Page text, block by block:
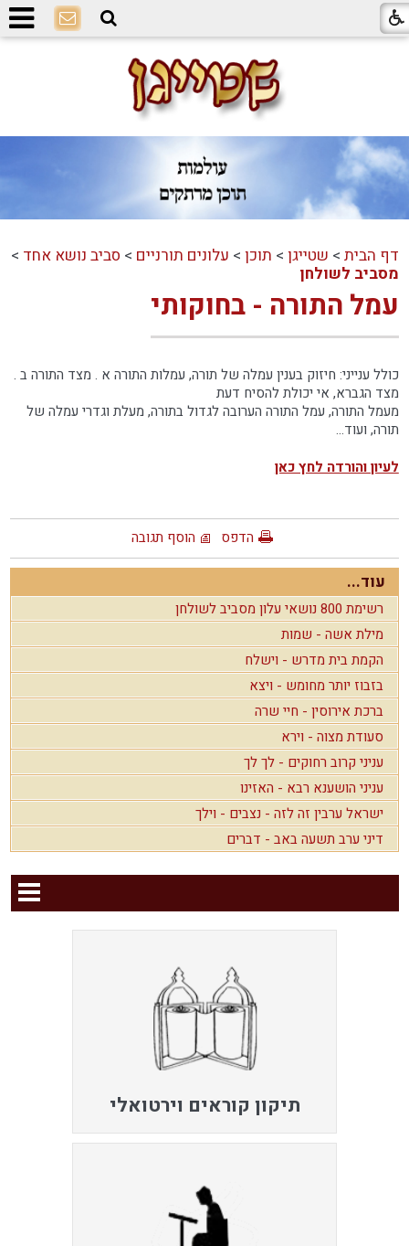
דף הבית > שטייגן > תוכן > עלונים תורניים > סביב נושא אחד >
מסביב לשולחן
עמל התורה - בחוקותי
כולל ענייני: חיזוק בענין עמלה של תורה, עמלות התורה א . מצד התורה ב .
מצד הגברא, אי יכולת להסיח דעת
מעמל התורה, עמל התורה הערובה לגדול בתורה, מעלת וגדרי עמלה של
תורה, ועוד...
לעיון והורדה לחץ כאן
הדפס הוסף תגובה
עוד...
רשימת 800 נושאי עלון מסביב לשולחן
מילת אשה - שמות
הקמת בית מדרש - וישלח
בזבוז יותר מחומש - ויצא
ברכת אירוסין - חיי שרה
סעודת מצוה - וירא
עניני קרוב רחוקים - לך לך
עניני הושענא רבא - האזינו
ישראל ערבין זה לזה - נצבים - וילך
דיני ערב תשעה באב - דברים
תיקון קוראים וירטואלי